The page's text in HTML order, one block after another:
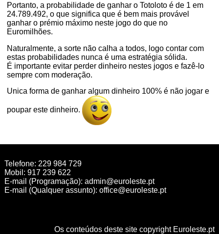
Portanto, a probabilidade de ganhar o Totoloto é de 1 em
24.789.492, o que significa que é bem mais provável
ganhar o prémio máximo neste jogo do que no
Euromilhões.
Naturalmente, a sorte não calha a todos, logo contar com
estas probabilidades nunca é uma estratégia sólida.
É importante evitar perder dinheiro nestes jogos e fazê-lo
sempre com moderação.
Unica forma de ganhar algum dinheiro 100% é não jogar e
poupar este dinheiro.
Telefone: 229 984 729
Mobil: 917 239 622
E-mail (Programação):admin@euroleste.pt
E-mail (Qualquer assunto):office@euroleste.pt
Os conteúdos deste site copyright Euroleste.pt